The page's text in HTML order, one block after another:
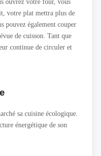
ouvrez votre four, vous
votre plat mettra plus de
pouvez également couper
de cuisson. Tant que
continue de circuler et
sa cuisine écologique.
énergétique de son